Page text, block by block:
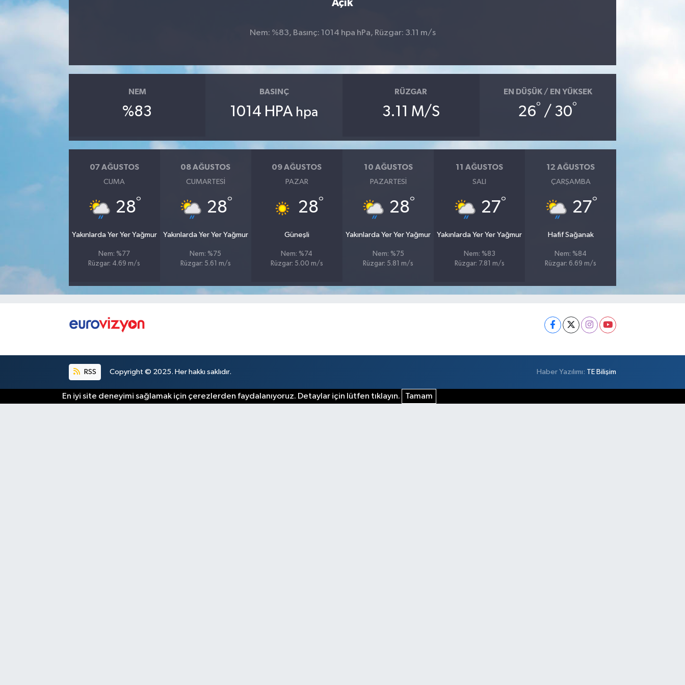
Açık
Nem: %83, Basınç: 1014 hpa hPa, Rüzgar: 3.11 m/s
NEM
%83
BASINÇ
1014 HPA hpa
RÜZGAR
3.11 M/S
EN DÜŞÜK / EN YÜKSEK
26° / 30°
07 AĞUSTOS
CUMA
28°
Yakınlarda Yer Yer Yağmur
Nem: %77
Rüzgar: 4.69 m/s
08 AĞUSTOS
CUMARTESI
28°
Yakınlarda Yer Yer Yağmur
Nem: %75
Rüzgar: 5.61 m/s
09 AĞUSTOS
PAZAR
28°
Güneşli
Nem: %74
Rüzgar: 5.00 m/s
10 AĞUSTOS
PAZARTESI
28°
Yakınlarda Yer Yer Yağmur
Nem: %75
Rüzgar: 5.81 m/s
11 AĞUSTOS
SALI
27°
Yakınlarda Yer Yer Yağmur
Nem: %83
Rüzgar: 7.81 m/s
12 AĞUSTOS
ÇARŞAMBA
27°
Hafif Sağanak
Nem: %84
Rüzgar: 6.69 m/s
RSS Copyright © 2025. Her hakkı saklıdır. Haber Yazılımı: TE Bilişim
En iyi site deneyimi sağlamak için çerezlerden faydalanıyoruz. Detaylar için lütfen tıklayın. Tamam